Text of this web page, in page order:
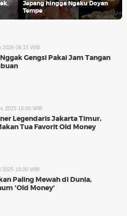
Jepang hingga Ngaku Doyan
Tempe
2026 06:15 WIB
Gengsi Pakai Jam Tangan
2025 16:00 WIB
Legendaris Jakarta Timur,
Tua Favorit Old Money
2025 16:00 WIB
Paling Mewah di Dunia,
'Old Money'